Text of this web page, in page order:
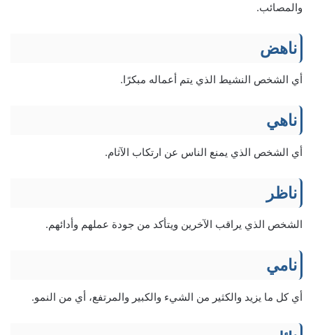
والمصائب.
ناهض
أي الشخص النشيط الذي يتم أعماله مبكرًا.
ناهي
أي الشخص الذي يمنع الناس عن ارتكاب الآثام.
ناظر
الشخص الذي يراقب الآخرين ويتأكد من جودة عملهم وأدائهم.
نامي
أي كل ما يزيد والكثير من الشيء والكبير والمرتفع، أي من النمو.